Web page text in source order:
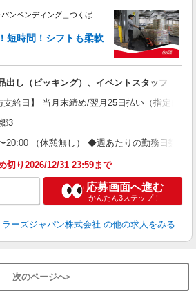
ンベンディング＿つくば
短時間！シフトも柔軟
出し（ピッキング）、イベントスタッフ
支給日】 当月末締め/翌月25日払い（指定口座
3
20:00 （休憩無し） ◆週あたりの勤務日数
切り2026/12/31 23:59まで
応募画面へ進む
かんたん3ステップ！
ーズジャパン株式会社 の他の求人をみる
次のページへ